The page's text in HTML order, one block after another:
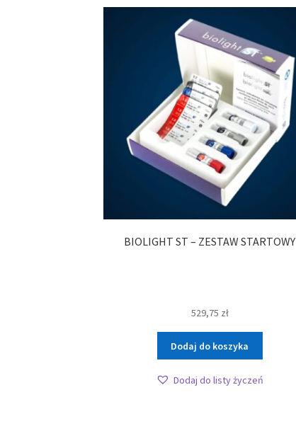
BIOLIGHT ST – ZESTAW STARTOWY
529,75 zł
Dodaj do koszyka
Dodaj do listy życzeń